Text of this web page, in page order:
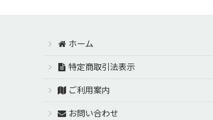
ホーム
特定商取引法表示
ご利用案内
お問い合わせ